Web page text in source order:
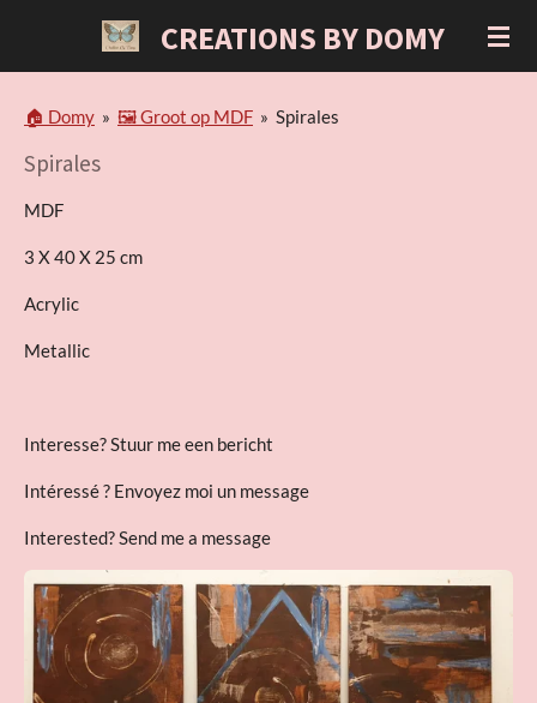
de
CREATIONS BY DOMY
🏠 Domy » 🖼 Groot op MDF » Spirales
Spirales
MDF
3 X 40 X 25 cm
Acrylic
Metallic
Interesse? Stuur me een bericht
Intéressé ? Envoyez moi un message
Interested? Send me a message